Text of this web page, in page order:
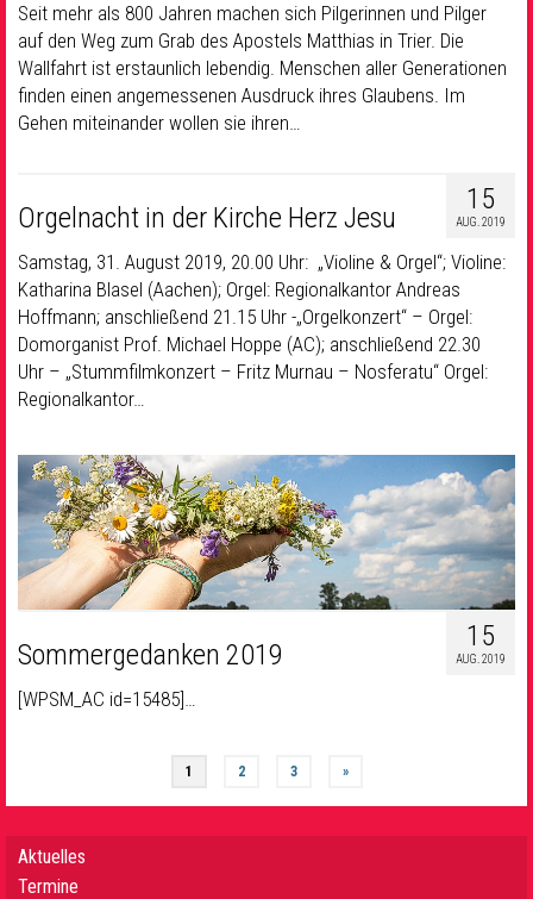
Seit mehr als 800 Jahren machen sich Pilgerinnen und Pilger
auf den Weg zum Grab des Apostels Matthias in Trier. Die
Wallfahrt ist erstaunlich lebendig. Menschen aller Generationen
finden einen angemessenen Ausdruck ihres Glaubens. Im
Gehen miteinander wollen sie ihren…
15
AUG. 2019
Orgelnacht in der Kirche Herz Jesu
Samstag, 31. August 2019, 20.00 Uhr: „Violine & Orgel“; Violine:
Katharina Blasel (Aachen); Orgel: Regionalkantor Andreas
Hoffmann; anschließend 21.15 Uhr -„Orgelkonzert“ – Orgel:
Domorganist Prof. Michael Hoppe (AC); anschließend 22.30
Uhr – „Stummfilmkonzert – Fritz Murnau – Nosferatu“ Orgel:
Regionalkantor…
15
AUG. 2019
Sommergedanken 2019
[WPSM_AC id=15485]…
1 2 3 »
Aktuelles
Termine